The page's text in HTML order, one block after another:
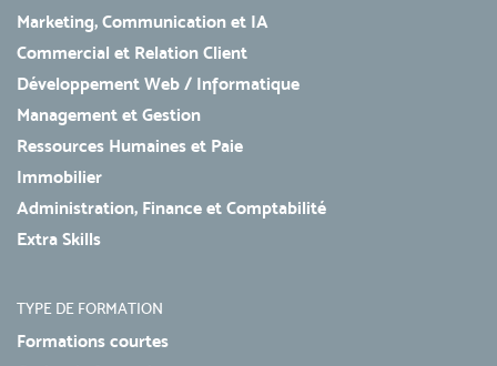
Marketing, Communication et IA
Commercial et Relation Client
Développement Web / Informatique
Management et Gestion
Ressources Humaines et Paie
Immobilier
Administration, Finance et Comptabilité
Extra Skills
TYPE DE FORMATION
Formations courtes